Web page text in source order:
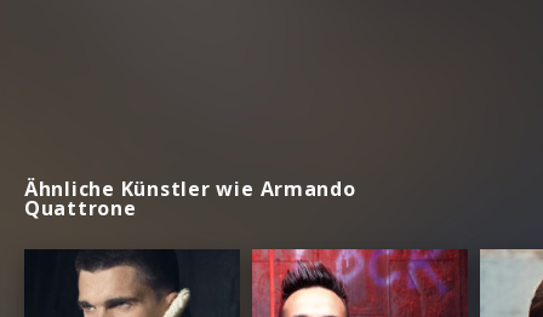
Ähnliche Künstler wie Armando
Quattrone